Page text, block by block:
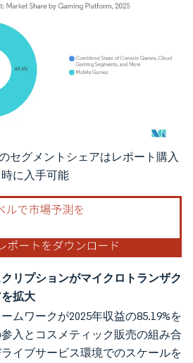
利用にはCC BY 4.0の表示が必要です。
セグメントシェアはレポート購入
時に入手可能
リプションがマイクロトランザク
拡大
ムワークが2025年収益の85.19%を
入とコスメティック販売の組み合
イブサービス環境でのスケールを